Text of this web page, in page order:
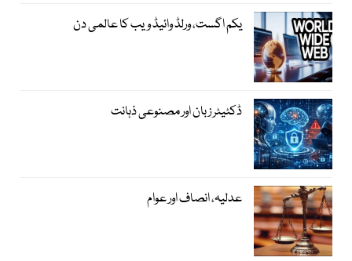
یکم اگست، ورلڈ وائیڈ ویب کا عالمی دن
ڈکٹیٹر زبان اور مصنوعی ذہانت
عدلیہ، انصاف اور عوام